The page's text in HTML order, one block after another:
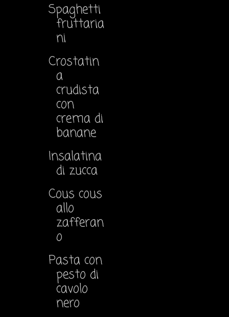
Spaghetti
fruttaria
ni
Crostatin
a
crudista
con
crema di
banane
Insalatina
di zucca
Cous cous
allo
zafferan
o
Pasta con
pesto di
cavolo
nero